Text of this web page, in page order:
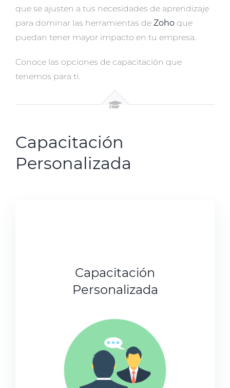
que se ajusten a tus necesidades de aprendizaje
para dominar las herramientas de Zoho que
puedan tener mayor impacto en tu empresa.
Conoce las opciones de capacitación que
tenemos para ti.
Capacitación
Personalizada
Capacitación
Personalizada